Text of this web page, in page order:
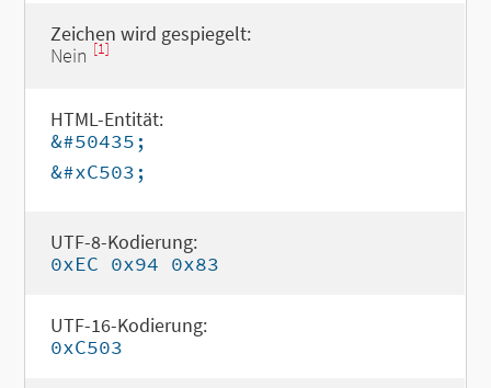
Zeichen wird gespiegelt:
Nein [1]
HTML-Entität:
&#50435;
&#xC503;
UTF-8-Kodierung:
0xEC 0x94 0x83
UTF-16-Kodierung:
0xC503